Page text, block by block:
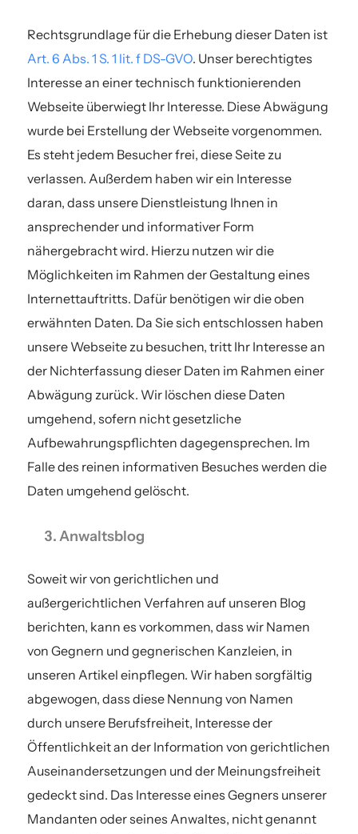
Rechtsgrundlage für die Erhebung dieser Daten ist
Art. 6 Abs. 1 S. 1 lit. f DS-GVO. Unser berechtigtes
Interesse an einer technisch funktionierenden
Webseite überwiegt Ihr Interesse. Diese Abwägung
wurde bei Erstellung der Webseite vorgenommen.
Es steht jedem Besucher frei, diese Seite zu
verlassen. Außerdem haben wir ein Interesse
daran, dass unsere Dienstleistung Ihnen in
ansprechender und informativer Form
nähergebracht wird. Hierzu nutzen wir die
Möglichkeiten im Rahmen der Gestaltung eines
Internettauftritts. Dafür benötigen wir die oben
erwähnten Daten. Da Sie sich entschlossen haben
unsere Webseite zu besuchen, tritt Ihr Interesse an
der Nichterfassung dieser Daten im Rahmen einer
Abwägung zurück. Wir löschen diese Daten
umgehend, sofern nicht gesetzliche
Aufbewahrungspflichten dagegensprechen. Im
Falle des reinen informativen Besuches werden die
Daten umgehend gelöscht.
Anwaltsblog
Soweit wir von gerichtlichen und
außergerichtlichen Verfahren auf unseren Blog
berichten, kann es vorkommen, dass wir Namen
von Gegnern und gegnerischen Kanzleien, in
unseren Artikel einpflegen. Wir haben sorgfältig
abgewogen, dass diese Nennung von Namen
durch unsere Berufsfreiheit, Interesse der
Öffentlichkeit an der Information von gerichtlichen
Auseinandersetzungen und der Meinungsfreiheit
gedeckt sind. Das Interesse eines Gegners unserer
Mandanten oder seines Anwaltes, nicht genannt